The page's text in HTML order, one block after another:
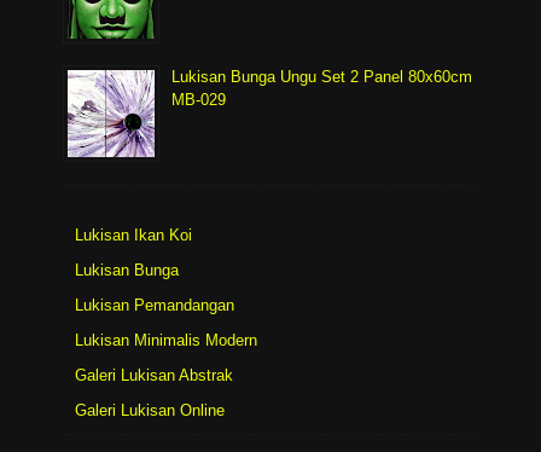
Lukisan Bunga Ungu Set 2 Panel 80x60cm
MB-029
Lukisan Ikan Koi
Lukisan Bunga
Lukisan Pemandangan
Lukisan Minimalis Modern
Galeri Lukisan Abstrak
Galeri Lukisan Online